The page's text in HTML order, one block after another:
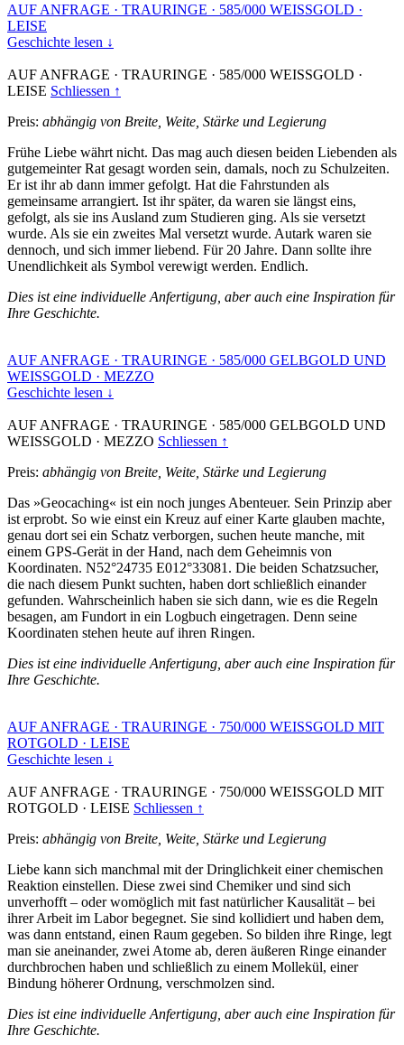
AUF ANFRAGE · TRAURINGE · 585/000 WEISSGOLD ·
LEISE
Geschichte lesen ↓
AUF ANFRAGE · TRAURINGE · 585/000 WEISSGOLD ·
LEISE Schliessen ↑
Preis: abhängig von Breite, Weite, Stärke und Legierung
Frühe Liebe währt nicht. Das mag auch diesen beiden Liebenden als
gutgemeinter Rat gesagt worden sein, damals, noch zu Schulzeiten.
Er ist ihr ab dann immer gefolgt. Hat die Fahrstunden als
gemeinsame arrangiert. Ist ihr später, da waren sie längst eins,
gefolgt, als sie ins Ausland zum Studieren ging. Als sie versetzt
wurde. Als sie ein zweites Mal versetzt wurde. Autark waren sie
dennoch, und sich immer liebend. Für 20 Jahre. Dann sollte ihre
Unendlichkeit als Symbol verewigt werden. Endlich.
Dies ist eine individuelle Anfertigung, aber auch eine Inspiration für
Ihre Geschichte.
AUF ANFRAGE · TRAURINGE · 585/000 GELBGOLD UND
WEISSGOLD · MEZZO
Geschichte lesen ↓
AUF ANFRAGE · TRAURINGE · 585/000 GELBGOLD UND
WEISSGOLD · MEZZO Schliessen ↑
Preis: abhängig von Breite, Weite, Stärke und Legierung
Das »Geocaching« ist ein noch junges Abenteuer. Sein Prinzip aber
ist erprobt. So wie einst ein Kreuz auf einer Karte glauben machte,
genau dort sei ein Schatz verborgen, suchen heute manche, mit
einem GPS-Gerät in der Hand, nach dem Geheimnis von
Koordinaten. N52°24735 E012°33081. Die beiden Schatzsucher,
die nach diesem Punkt suchten, haben dort schließlich einander
gefunden. Wahrscheinlich haben sie sich dann, wie es die Regeln
besagen, am Fundort in ein Logbuch eingetragen. Denn seine
Koordinaten stehen heute auf ihren Ringen.
Dies ist eine individuelle Anfertigung, aber auch eine Inspiration für
Ihre Geschichte.
AUF ANFRAGE · TRAURINGE · 750/000 WEISSGOLD MIT
ROTGOLD · LEISE
Geschichte lesen ↓
AUF ANFRAGE · TRAURINGE · 750/000 WEISSGOLD MIT
ROTGOLD · LEISE Schliessen ↑
Preis: abhängig von Breite, Weite, Stärke und Legierung
Liebe kann sich manchmal mit der Dringlichkeit einer chemischen
Reaktion einstellen. Diese zwei sind Chemiker und sind sich
unverhofft – oder womöglich mit fast natürlicher Kausalität – bei
ihrer Arbeit im Labor begegnet. Sie sind kollidiert und haben dem,
was dann entstand, einen Raum gegeben. So bilden ihre Ringe, legt
man sie aneinander, zwei Atome ab, deren äußeren Ringe einander
durchbrochen haben und schließlich zu einem Mollekül, einer
Bindung höherer Ordnung, verschmolzen sind.
Dies ist eine individuelle Anfertigung, aber auch eine Inspiration für
Ihre Geschichte.